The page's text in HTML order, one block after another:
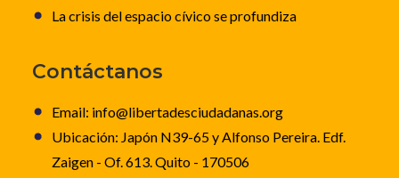
La crisis del espacio cívico se profundiza
Contáctanos
Email: info@libertadesciudadanas.org
Ubicación: Japón N39-65 y Alfonso Pereira. Edf.
Zaigen - Of. 613. Quito - 170506